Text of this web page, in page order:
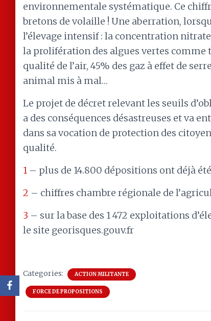
environnementale systématique. Ce
bretons de volaille ! Une aberration,
l’élevage intensif : la concentration
la prolifération des algues vertes
qualité de l’air, 45% des gaz à effet de
animal mis à mal…
Le projet de décret relevant les seuils
a des conséquences désastreuses et va
dans sa vocation de protection des
qualité.
1 – plus de 14.800 dépositions ont déjà
2 – chiffres chambre régionale de
3 – sur la base des 1 472 exploitations
le site georisques.gouv.fr
Categories: ACTION MILITANTE
FORCE DE PROPOSITIONS